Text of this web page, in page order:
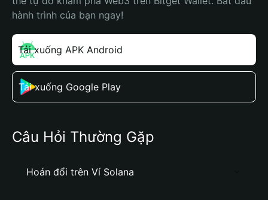
hành trình của bạn ngay!
Tải xuống APK Android
Tải xuống Google Play
Câu Hỏi Thường Gặp
Hoán đổi trên Ví Solana